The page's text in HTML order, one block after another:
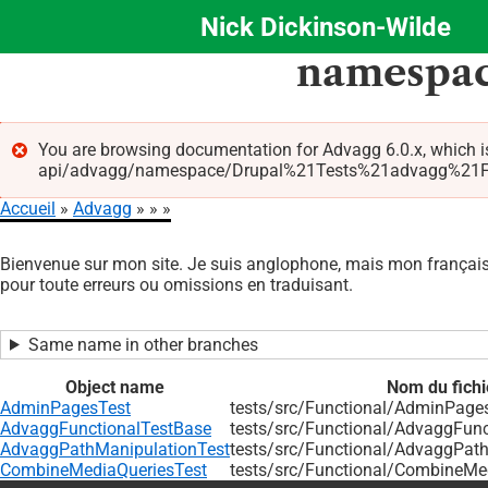
Aller
principal
Nick Dickinson-Wilde
Message
d'erreur
You are browsing documentation for Advagg 6.0.x,
api/advagg/namespace/
d'Ariane
Accueil Advagg
Bienvenue sur mon site. Je suis anglophone, mais mon
pour toute erreurs ou omissions en traduisant.
Same name in other branches
Object name Nom du
AdminPagesTest
tests/src/Functional/
AdvaggFunctionalTestBase
tests/src/Functional/
AdvaggPathManipulationTesttests/src/Functional/
CombineMediaQueriesTest
tests/src/Functional/